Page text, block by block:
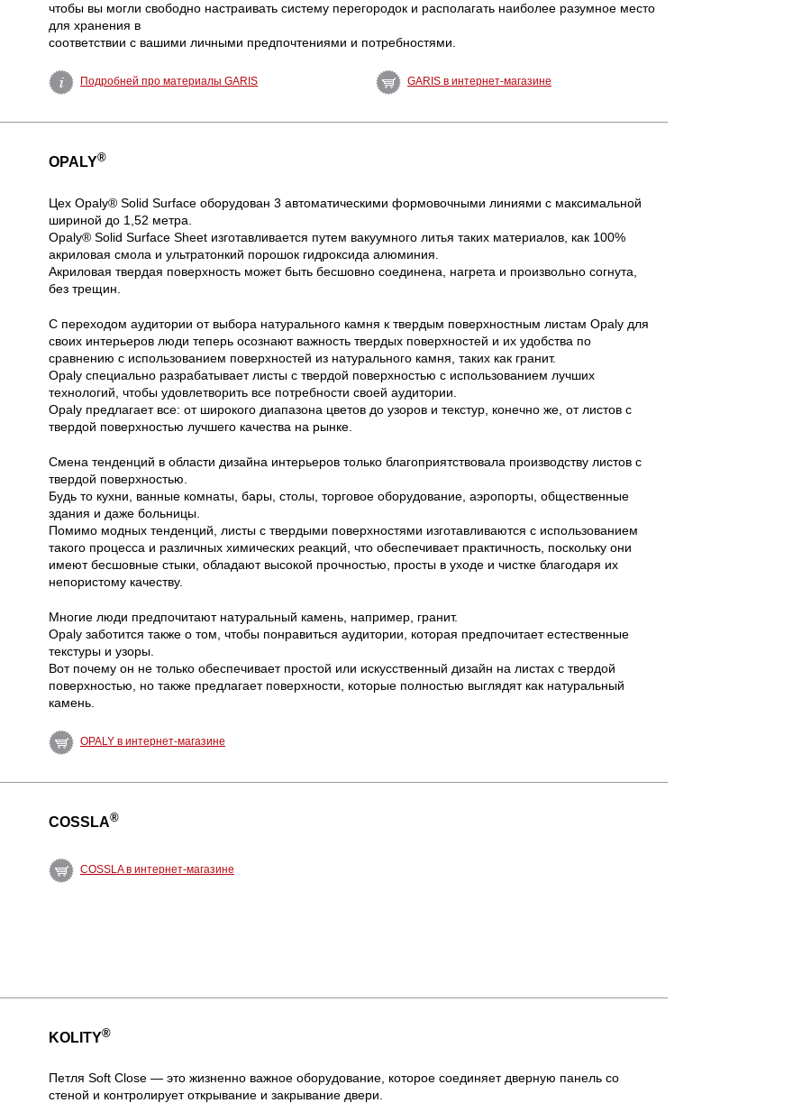
чтобы вы могли свободно настраивать систему перегородок и располагать наиболее разумное место
для хранения в
соответствии с вашими личными предпочтениями и потребностями.
Подробней про материалы GARIS GARIS в интернет-магазине
OPALY®
Цех Opaly® Solid Surface оборудован 3 автоматическими формовочными линиями с максимальной
шириной до 1,52 метра.
Opaly® Solid Surface Sheet изготавливается путем вакуумного литья таких материалов, как 100%
акриловая смола и ультратонкий порошок гидроксида алюминия.
Акриловая твердая поверхность может быть бесшовно соединена, нагрета и произвольно согнута,
без трещин.
С переходом аудитории от выбора натурального камня к твердым поверхностным листам Opaly для
своих интерьеров люди теперь осознают важность твердых поверхностей и их удобства по
сравнению с использованием поверхностей из натурального камня, таких как гранит.
Opaly специально разрабатывает листы с твердой поверхностью с использованием лучших
технологий, чтобы удовлетворить все потребности своей аудитории.
Opaly предлагает все: от широкого диапазона цветов до узоров и текстур, конечно же, от листов с
твердой поверхностью лучшего качества на рынке.
Смена тенденций в области дизайна интерьеров только благоприятствовала производству листов с
твердой поверхностью.
Будь то кухни, ванные комнаты, бары, столы, торговое оборудование, аэропорты, общественные
здания и даже больницы.
Помимо модных тенденций, листы с твердыми поверхностями изготавливаются с использованием
такого процесса и различных химических реакций, что обеспечивает практичность, поскольку они
имеют бесшовные стыки, обладают высокой прочностью, просты в уходе и чистке благодаря их
непористому качеству.
Многие люди предпочитают натуральный камень, например, гранит.
Opaly заботится также о том, чтобы понравиться аудитории, которая предпочитает естественные
текстуры и узоры.
Вот почему он не только обеспечивает простой или искусственный дизайн на листах с твердой
поверхностью, но также предлагает поверхности, которые полностью выглядят как натуральный
камень.
OPALY в интернет-магазине
COSSLA®
COSSLA в интернет-магазине
KOLITY®
Петля Soft Close — это жизненно важное оборудование, которое соединяет дверную панель со
стеной и контролирует открывание и закрывание двери.